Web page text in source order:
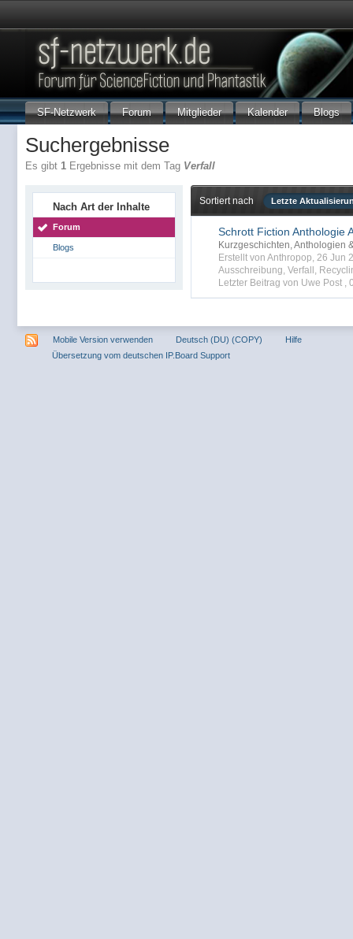
SF-Netzwerk Forum Mitglieder Kalender Blogs
Suchergebnisse
Es gibt 1 Ergebnisse mit dem Tag Verfall
Nach Art der Inhalte
Forum
Blogs
Sortiert nach Letzte
Schrott Fiction Anthologie
Kurzgeschichten, Anthologien
Erstellt von Anthropop, 26 Jun
Ausschreibung, Verfall ,
Letzter Beitrag von Uwe Post ,
Mobile Version verwenden Deutsch (DU) (COPY)
Hilfe
Übersetzung vom deutschen IP.Board Support